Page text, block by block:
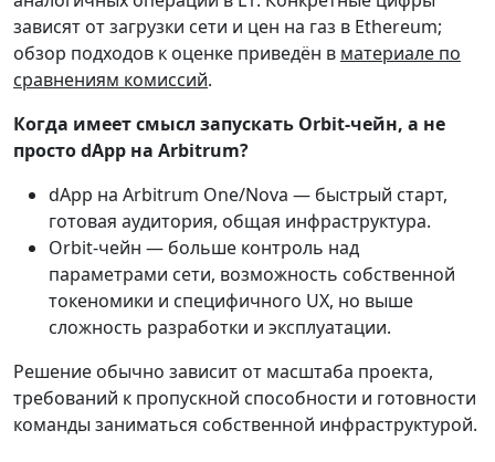
зависят от загрузки сети и цен на газ в Ethereum;
обзор подходов к оценке приведён в материале по
сравнениям комиссий.
Когда имеет смысл запускать Orbit-чейн, а не
просто dApp на Arbitrum?
dApp на Arbitrum One/Nova — быстрый старт,
готовая аудитория, общая инфраструктура.
Orbit-чейн — больше контроль над
параметрами сети, возможность собственной
токеномики и специфичного UX, но выше
сложность разработки и эксплуатации.
Решение обычно зависит от масштаба проекта,
требований к пропускной способности и готовности
команды заниматься собственной инфраструктурой.